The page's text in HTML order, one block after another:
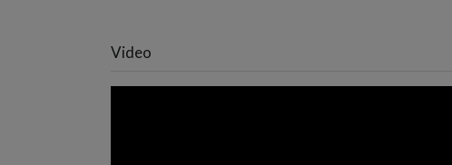
Video